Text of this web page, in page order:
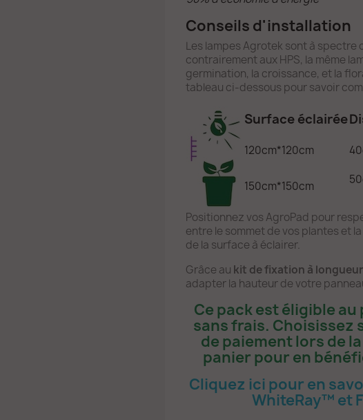
Conseils d'installation
Les lampes Agrotek sont à spectre
contrairement aux HPS, la même
germination, la croissance, et la
tableau ci-dessous pour savoir
Surface éclairée
120cm*120cm
150cm*150cm
Positionnez vos AgroPad pour
entre le sommet de vos plantes et
de la surface à éclairer.
Grâce au kit de fixation à
adapter la hauteur de votre
Ce pack est éligible au
sans frais. Choisissez
de paiement lors de
panier pour en
Cliquez ici pour en
WhiteRay™ et